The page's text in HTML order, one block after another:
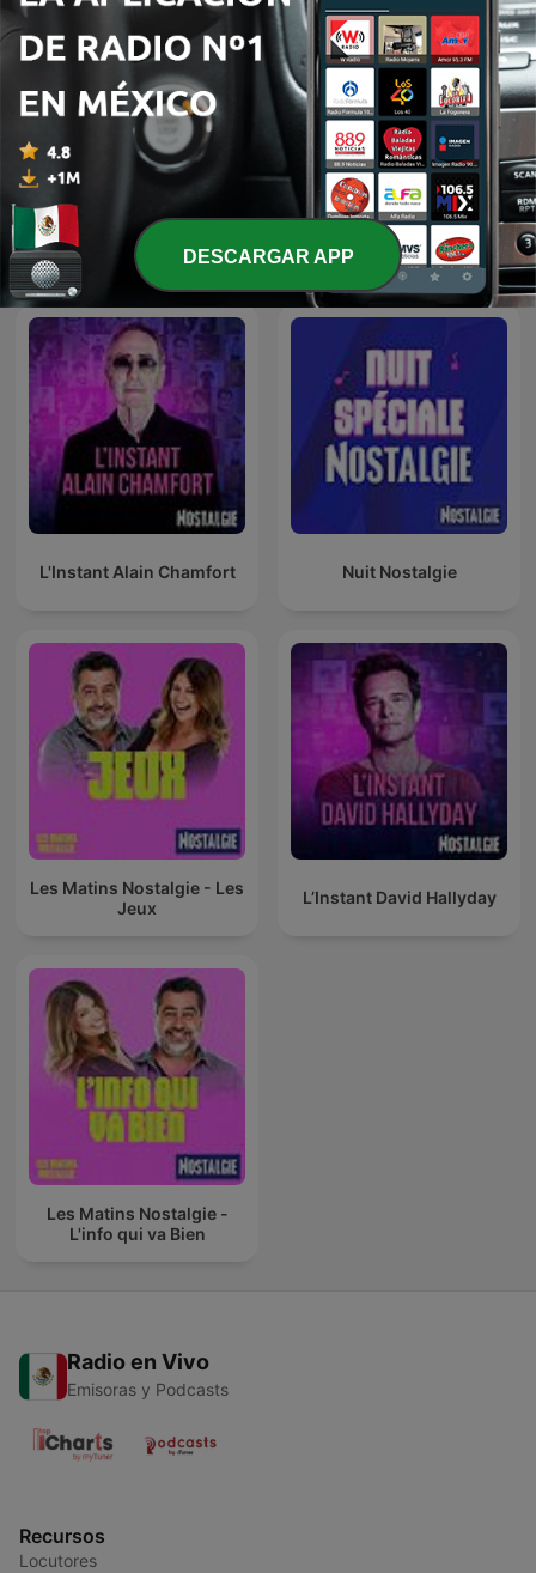
Nostalgie Génération
Dorothée
Nostalgie Appelle-moi
Johnny
L'Instant Alain Chamfort Nuit Nostalgie
Les Matins Nostalgie - Les
Jeux
L’Instant David Hallyday
Les Matins Nostalgie -
L'info qui va Bien
Radio en Vivo
Emisoras y Podcasts
Recursos
Locutores
DESCARGAR APP